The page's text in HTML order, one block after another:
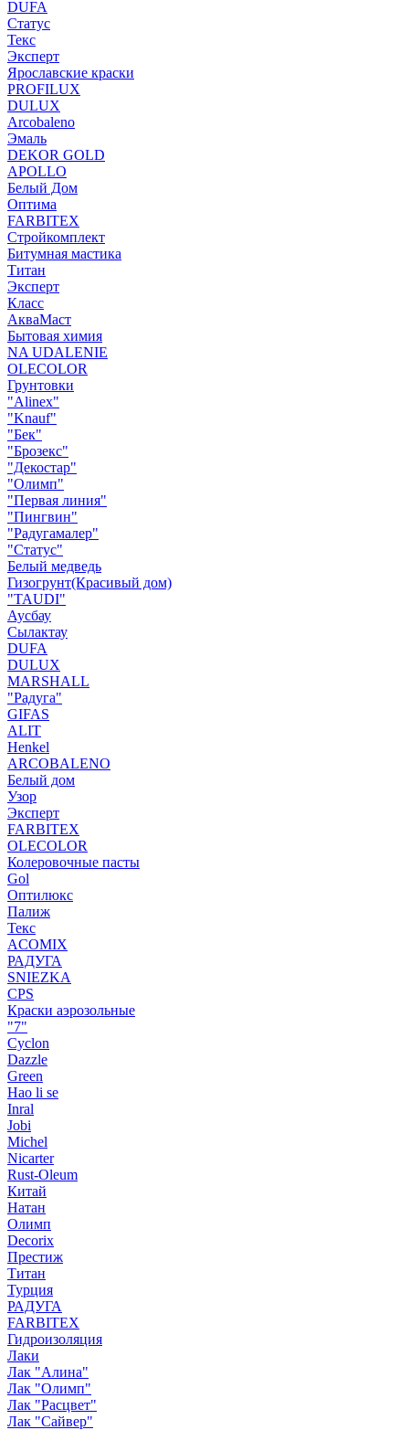
DUFA
Статус
Текс
Эксперт
Ярославские краски
PROFILUX
DULUX
Arcobaleno
Эмаль
DEKOR GOLD
APOLLO
Белый Дом
Оптима
FARBITEX
Стройкомплект
Битумная мастика
Титан
Эксперт
Класс
АкваМаст
Бытовая химия
NA UDALENIE
OLECOLOR
Грунтовки
"Alinex"
"Knauf"
"Бек"
"Брозекс"
"Декостар"
"Олимп"
"Первая линия"
"Пингвин"
"Радугамалер"
"Статус"
Белый медведь
Гизогрунт(Красивый дом)
"TAUDI"
Аусбау
Сылактау
DUFA
DULUX
MARSHALL
"Радуга"
GIFAS
ALIT
Henkel
ARCOBALENO
Белый дом
Узор
Эксперт
FARBITEX
OLECOLOR
Колеровочные пасты
Gol
Оптилюкс
Палиж
Текс
ACOMIX
РАДУГА
SNIEZKA
CPS
Краски аэрозольные
"7"
Cyclon
Dazzle
Green
Hao li se
Inral
Jobi
Michel
Nicarter
Rust-Oleum
Китай
Натан
Олимп
Decorix
Престиж
Титан
Турция
РАДУГА
FARBITEX
Гидроизоляция
Лаки
Лак "Алина"
Лак "Олимп"
Лак "Расцвет"
Лак "Сайвер"